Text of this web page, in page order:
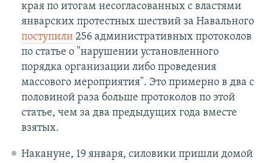
края по итогам несогласованных с властями
январских протестных шествий за Навального
поступили256 административных протоколов
по статье о "нарушении установленного
порядка организации либо проведения
массового мероприятия". Это примерно в два с
половиной раза больше протоколов по этой
статье, чем за два предыдущих года вместе
взятых.
Накануне, 19 января, силовики пришли домой